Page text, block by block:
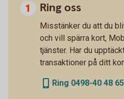
Ring oss
Misstänker du att du
och vill spärra kort,
tjänster. Har du
transaktioner på ditt
Ring 0498-40 48 65